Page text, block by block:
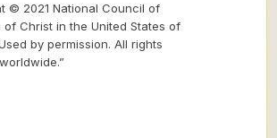
© 2021 National Council of
of Christ in the United States of
by permission. All rights